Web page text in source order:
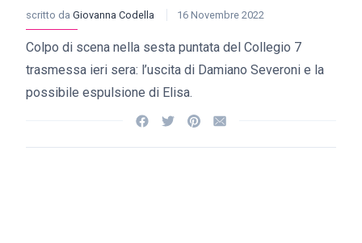
scritto da Giovanna Codella 16 Novembre 2022
Colpo di scena nella sesta puntata del Collegio 7
trasmessa ieri sera: l’uscita di Damiano Severoni e la
possibile espulsione di Elisa.